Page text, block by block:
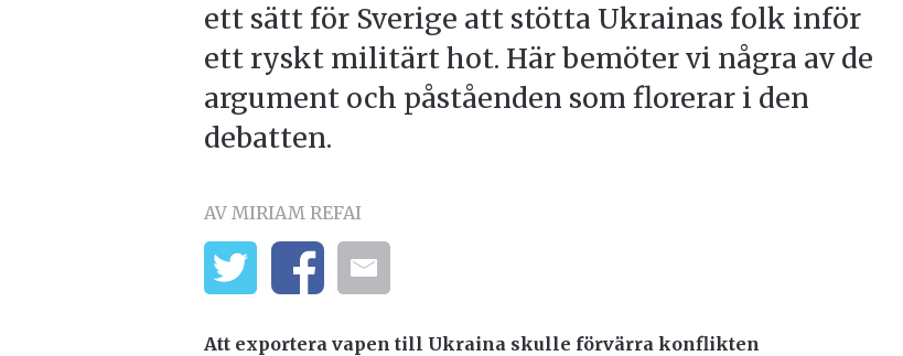
ett sätt för Sverige att stötta Ukrainas folk inför
ett ryskt militärt hot. Här bemöter vi några av de
argument och påståenden som florerar i den
debatten.
AV MIRIAM REFAI
Att exportera vapen till Ukraina skulle förvärra konflikten